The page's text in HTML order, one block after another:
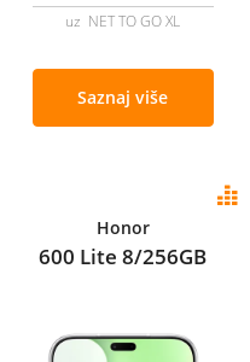
uz NET TO GO XL
Saznaj više
Honor
600 Lite 8/256GB